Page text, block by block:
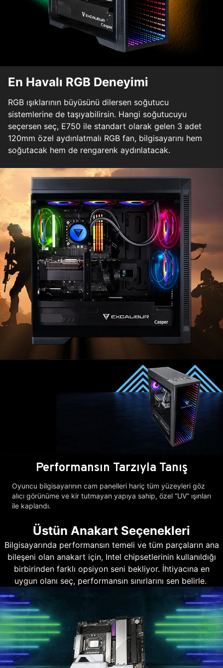
En Havalı RGB Deneyimi
RGB ışıklarının büyüsünü dilersen soğutucu
sistemlerine de taşıyabilirsin. Hangi soğutucuyu
seçersen seç, E750 ile standart olarak gelen 3 adet
120mm özel aydınlatmalı RGB fan, bilgisayarını hem
soğutacak hem de rengarenk aydınlatacak.
Performansın Tarzıyla Tanış
Oyuncu bilgisayarının cam panelleri hariç tüm yüzeyleri göz
alıcı görünüme ve kir tutmayan yapıya sahip, özel “UV” ışınları
ile kaplandı.
Üstün Anakart Seçenekleri
Bilgisayarında performansın temeli ve tüm parçaların ana
bileşeni olan anakart için, Intel chipsetlerinin kullanıldığı
birbirinden farklı opsiyon seni bekliyor. İhtiyacına en
uygun olanı seç, performansın sınırlarını sen belirle.